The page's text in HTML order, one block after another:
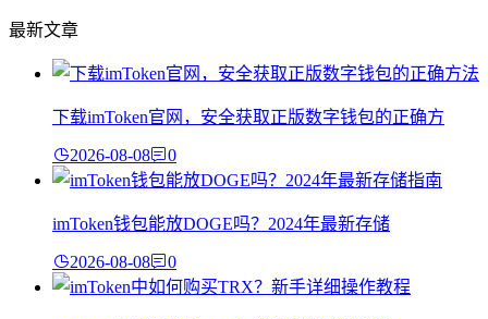
最新文章
下载imToken官网，安全获取正版数字钱包的正确方
2026-08-08 0
imToken钱包能放DOGE吗？2024年最新存储
2026-08-08 0